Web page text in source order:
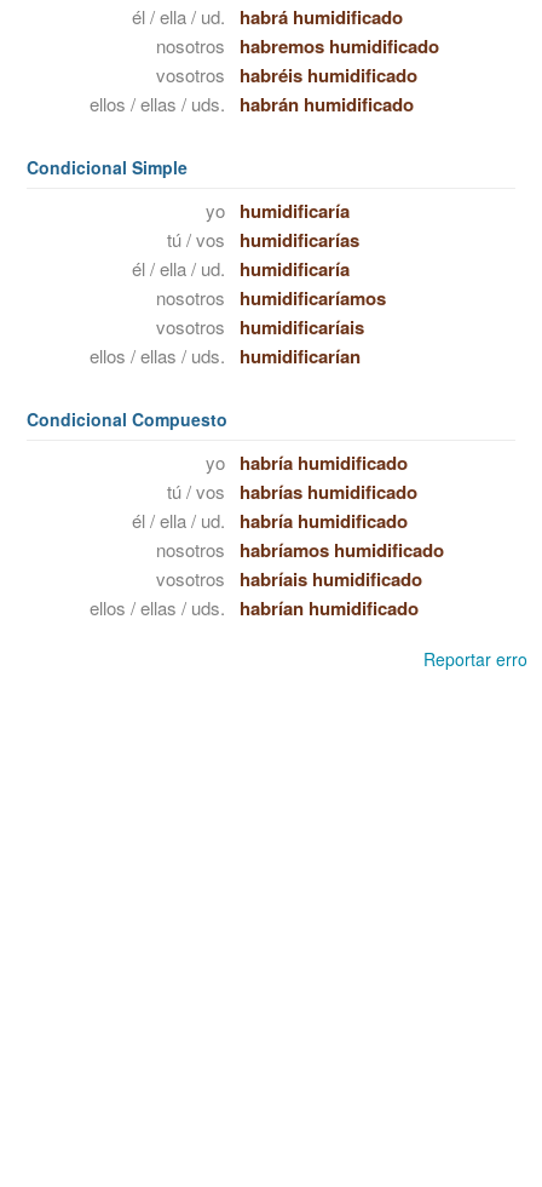
él / ella / ud. habrá humidificado
nosotros habremos humidificado
vosotros habréis humidificado
ellos / ellas / uds. habrán humidificado
Condicional Simple
yo humidificaría
tú / vos humidificarías
él / ella / ud. humidificaría
nosotros humidificaríamos
vosotros humidificaríais
ellos / ellas / uds. humidificarían
Condicional Compuesto
yo habría humidificado
tú / vos habrías humidificado
él / ella / ud. habría humidificado
nosotros habríamos humidificado
vosotros habríais humidificado
ellos / ellas / uds. habrían humidificado
Reportar erro